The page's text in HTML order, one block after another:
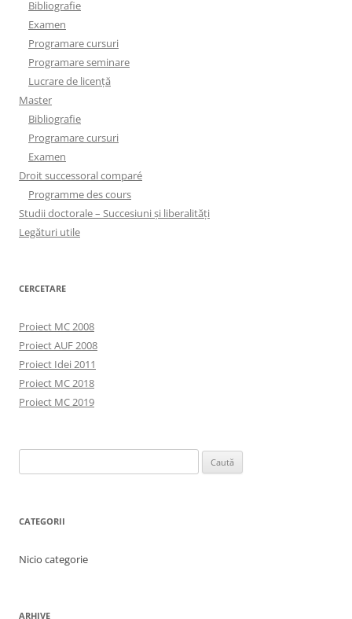
Bibliografie
Examen
Programare cursuri
Programare seminare
Lucrare de licență
Master
Bibliografie
Programare cursuri
Examen
Droit successoral comparé
Programme des cours
Studii doctorale – Succesiuni și liberalități
Legături utile
CERCETARE
Proiect MC 2008
Proiect AUF 2008
Proiect Idei 2011
Proiect MC 2018
Proiect MC 2019
după:
CATEGORII
Nicio categorie
ARHIVE